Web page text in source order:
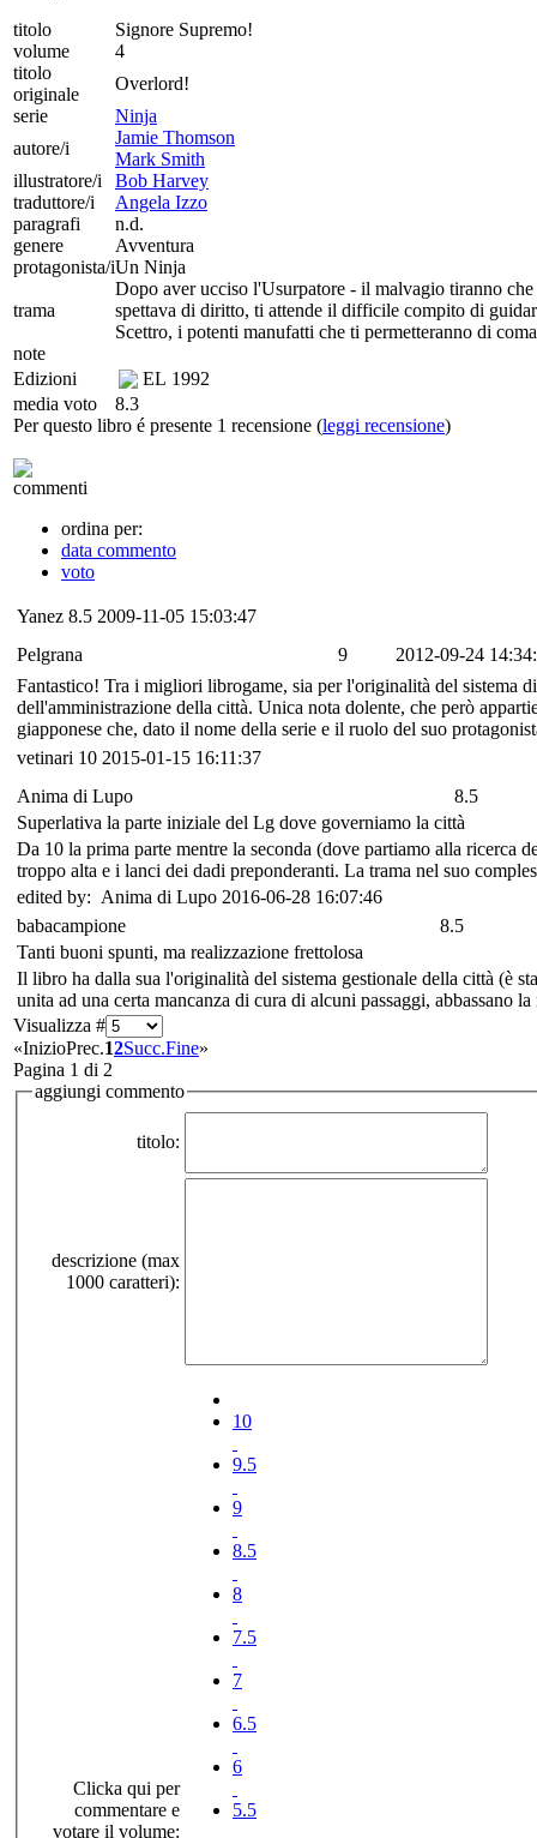
titolo
Signore Supremo!
volume
4
titolo
originale
Overlord!
serie
Ninja
autore/i
Jamie Thomson
Mark Smith
illustratore/i
Bob Harvey
traduttore/i
Angela Izzo
paragrafi
n.d.
genere
Avventura
protagonista/iUn Ninja
trama
Dopo aver ucciso l'Usurpatore - il malvagio tiranno
spettava di diritto, ti attende il difficile compito di
Scettro, i potenti manufatti che ti permetteranno di
note
Edizioni
EL 1992
media voto
8.3
Per questo libro é presente 1 recensione (leggi recensione)
commenti
ordina per:
data commento
voto
Yanez 8.5 2009-11-05 15:03:47
Pelgrana
9
2012-09-24
Fantastico! Tra i migliori librogame, sia per l'originalità del sistema
dell'amministrazione della città. Unica nota dolente, che però
giapponese che, dato il nome della serie e il ruolo del suo
vetinari 10 2015-01-15 16:11:37
Anima di Lupo
8.5
Superlativa la parte iniziale del Lg dove governiamo la città
Da 10 la prima parte mentre la seconda (dove partiamo alla ricerca
troppo alta e i lanci dei dadi preponderanti. La trama nel suo
edited by: Anima di Lupo 2016-06-28 16:07:46
babacampione
8.5
Tanti buoni spunti, ma realizzazione frettolosa
Il libro ha dalla sua l'originalità del sistema gestionale della città (è
unita ad una certa mancanza di cura di alcuni passaggi, abbassano
Visualizza #
«InizioPrec.12Succ.Fine»
Pagina 1 di 2
aggiungi commento
titolo:
descrizione (max
1000 caratteri):
Clicka qui per
commentare e
votare il volume:
10
9.5
9
8.5
8
7.5
7
6.5
6
5.5